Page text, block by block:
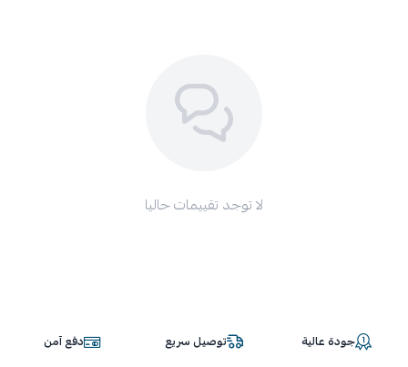
لا توجد تقييمات حاليا
جودة عالية توصيل سريع دفع آمن